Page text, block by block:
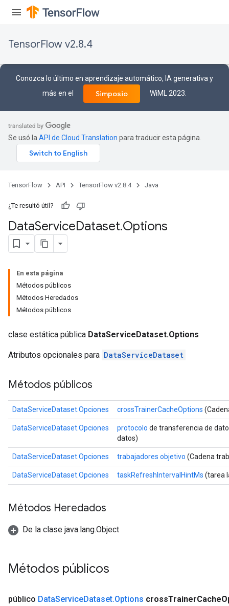
TensorFlow v2.8.4
Conozca lo último en aprendizaje automático, IA generativa y
más en el
Simposio WiML 2023.
Se usó la API de Cloud Translation para traducir esta página.
TensorFlow API TensorFlow v2.8.4 Java
¿Te resultó útil?
DataServiceDataset.Options
En esta página
Métodos públicos
Métodos Heredados
Métodos públicos
clase estática pública DataServiceDataset.Options
Atributos opcionales para DataServiceDataset
Métodos públicos
DataServiceDataset.Opciones crossTrainerCacheOptions
DataServiceDataset.Opciones protocolo de transferencia de
datos)
DataServiceDataset.Opciones trabajadores objetivo (Cadena
DataServiceDataset.Opciones taskRefreshIntervalHintMs (tarea
Métodos Heredados
De la clase java.lang.Object
Métodos públicos
público DataServiceDataset.Options crossTrainerCache